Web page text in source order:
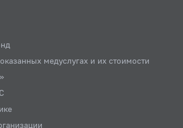
медуслугах и их стоимости